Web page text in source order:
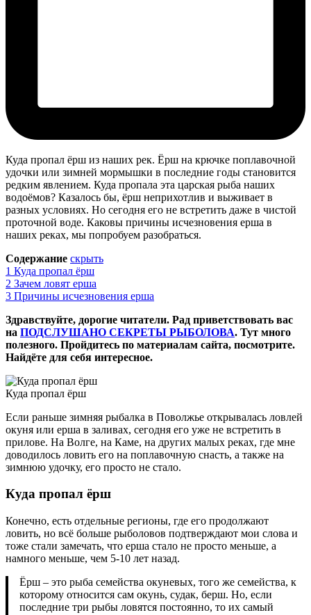
Куда пропал ёрш из наших рек. Ёрш на крючке поплавочной
удочки или зимней мормышки в последние годы становится
редким явлением. Куда пропала эта царская рыба наших
водоёмов? Казалось бы, ёрш неприхотлив и выживает в
разных условиях. Но сегодня его не встретить даже в чистой
проточной воде. Каковы причины исчезновения ерша в
наших реках, мы попробуем разобраться.
Содержание скрыть
1 Куда пропал ёрш
2 Зачем ловят ерша
3 Причины исчезновения ерша
Здравствуйте, дорогие читатели. Рад приветствовать вас
на ПОДСЛУШАНО СЕКРЕТЫ РЫБОЛОВА. Тут много
полезного. Пройдитесь по материалам сайта, посмотрите.
Найдёте для себя интересное.
Куда пропал ёрш
Если раньше зимняя рыбалка в Поволжье открывалась ловлей
окуня или ерша в заливах, сегодня его уже не встретить в
прилове. На Волге, на Каме, на других малых реках, где мне
доводилось ловить его на поплавочную снасть, а также на
зимнюю удочку, его просто не стало.
Куда пропал ёрш
Конечно, есть отдельные регионы, где его продолжают
ловить, но всё больше рыболовов подтверждают мои слова и
тоже стали замечать, что ерша стало не просто меньше, а
намного меньше, чем 5-10 лет назад.
Ёрш – это рыба семейства окуневых, того же семейства, к
которому относится сам окунь, судак, берш. Но, если
последние три рыбы ловятся постоянно, то их самый